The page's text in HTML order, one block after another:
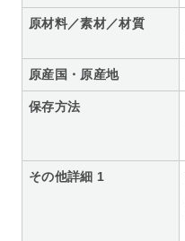
原材料／素材／材質
原産国・原産地
保存方法
その他詳細 1